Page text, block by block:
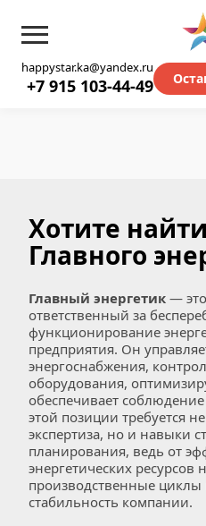
Хотите
Главного
Главный энергетик —
ответственный за
функционирование
предприятия. Он
энергоснабжения,
оборудования,
обеспечивает
этой позиции требуется
экспертиза, но и навыки
планирования, ведь от
энергетических ресурсов
производственные
стабильность компании.
happystar.ka@yandex.ru
+7 915 103-44-49